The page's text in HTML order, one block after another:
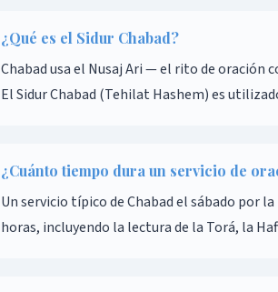
¿Qué es el Sidur Chabad?
Chabad usa el Nusaj Ari — el rito de oración
El Sidur Chabad (Tehilat Hashem) es
¿Cuánto tiempo dura un servicio de
Un servicio típico de Chabad el sábado por
horas, incluyendo la lectura de la Torá, la